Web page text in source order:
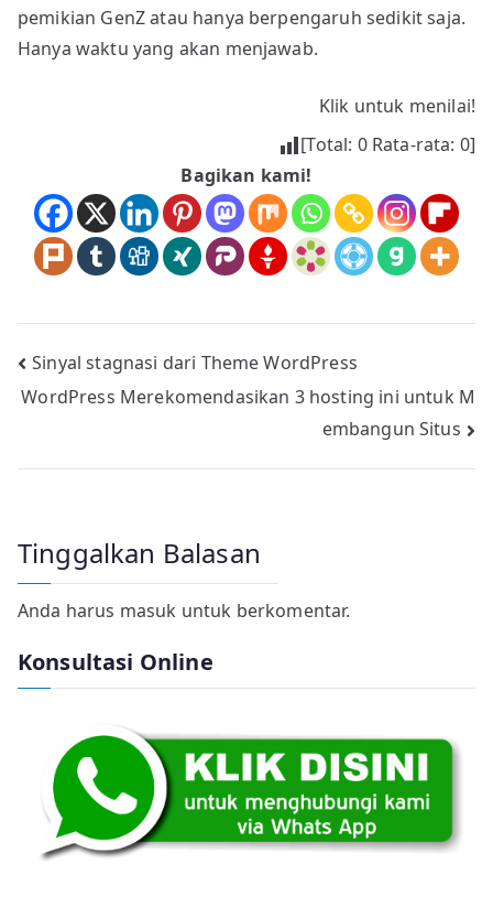
pemikian GenZ atau hanya berpengaruh sedikit saja.
Hanya waktu yang akan menjawab.
Klik untuk menilai!
[Total: 0Rata-rata: 0]
Bagikan kami!
Navigasi
pos
Sinyal stagnasi dari Theme WordPress
WordPress Merekomendasikan 3 hosting ini untuk M
embangun Situs
Tinggalkan Balasan
Anda harus masuk untuk berkomentar.
Konsultasi Online